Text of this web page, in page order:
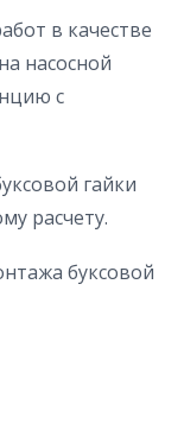
в качестве
насосной
с
гайки
расчету.
буксовой